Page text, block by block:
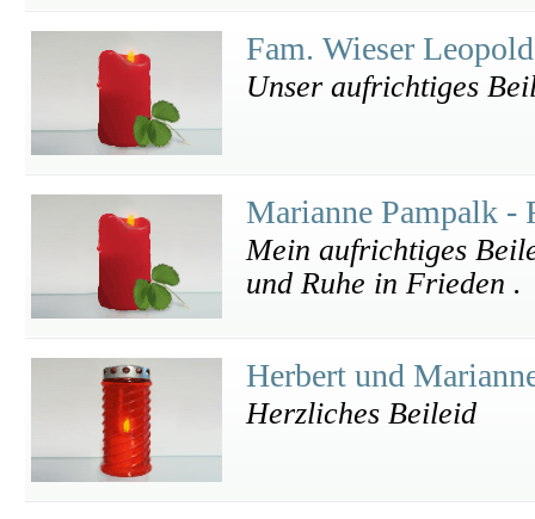
Fam. Wieser
Unser aufrichtiges
Marianne Pampalk -
Mein aufrichtiges
und Ruhe in Frieden .
Herbert und
Herzliches Beileid